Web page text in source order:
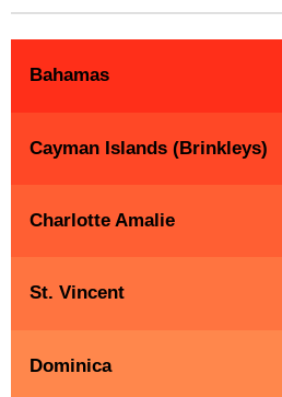
Bahamas
Cayman Islands (Brinkleys)
Charlotte Amalie
St. Vincent
Dominica